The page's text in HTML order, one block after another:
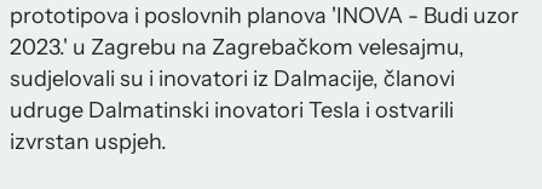
prototipova i poslovnih planova 'INOVA - Budi uzor
2023.' u Zagrebu na Zagrebačkom velesajmu,
sudjelovali su i inovatori iz Dalmacije, članovi
udruge Dalmatinski inovatori Tesla i ostvarili
izvrstan uspjeh.